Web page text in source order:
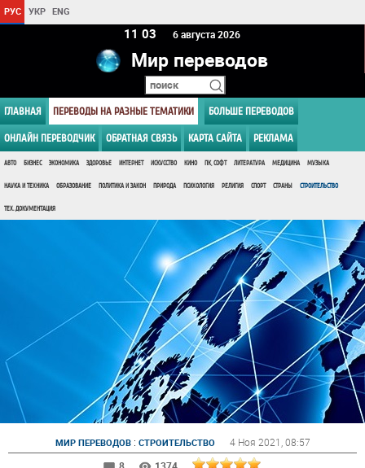
РУС УКР ENG
11:03 6 августа 2026
Мир переводов
ГЛАВНАЯ ПЕРЕВОДЫ НА РАЗНЫЕ ТЕМАТИКИ БОЛЬШЕ ПЕРЕВОДОВ
ОНЛАЙН ПЕРЕВОДЧИК ОБРАТНАЯ СВЯЗЬ КАРТА САЙТА РЕКЛАМА
АВТО БИЗНЕС ЭКОНОМИКА ЗДОРОВЬЕ ИНТЕРНЕТ ИСКУССТВО КИНО ПК, СОФТ ЛИТЕРАТУРА МЕДИЦИНА МУЗЫКА
НАУКА И ТЕХНИКА ОБРАЗОВАНИЕ ПОЛИТИКА И ЗАКОН ПРИРОДА ПСИХОЛОГИЯ РЕЛИГИЯ СПОРТ СТРАНЫ СТРОИТЕЛЬСТВО
ТЕХ. ДОКУМЕНТАЦИЯ
МИР ПЕРЕВОДОВ: СТРОИТЕЛЬСТВО 4 Ноя 2021 , 08:57